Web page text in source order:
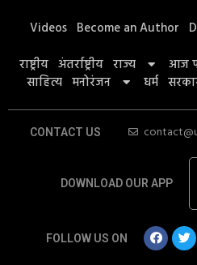
Videos Become an Author
राष्ट्रीय अंतर्राष्ट्रीय राज्य आज
साहित्य मनोरंजन धर्म
CONTACT US
DOWNLOAD OUR APP
FOLLOW US ON